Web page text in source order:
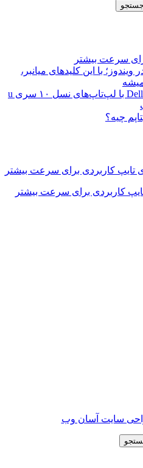
جستجو
سرعت بیشتر
با این کلیدهای میانبر،
چیه؟
تایپ کاربردی برای سرعت بیشتر
کاربردی برای سرعت بیشتر
سایت آسان وب